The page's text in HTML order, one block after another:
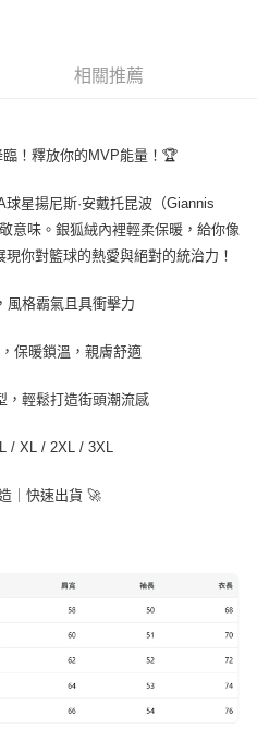
資料，並將交易相關給付款項請求債
理人或監護人之同意方可使用
者引起之損失，本公司不負相關責
依據個別帳號之用戶狀況，依本公司即
度不足之情形，本公司將視審查結果
資訊註冊。若發現惡意使用之情形，
相關推薦
！釋放你的MVP能量！🏆
星揚尼斯·安戴托昆波（Giannis
意味。銀狐絨內裡輕柔保暖，給你像
你對籃球的熱愛與絕對的統治力！
風格霸氣且具衝擊力
保暖鎖溫，親膚舒適
輕鬆打造街頭潮流感
/ XL / 2XL / 3XL
｜快速出貨 🚀